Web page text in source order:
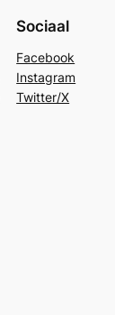
Sociaal
Facebook
Instagram
Twitter/X